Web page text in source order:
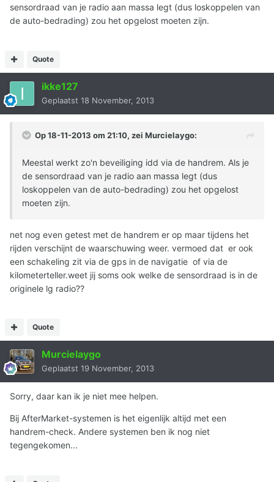
sensordraad van je radio aan massa legt (dus loskoppelen van
de auto-bedrading) zou het opgelost moeten zijn.
Quote
ikke127
Geplaatst 18 November, 2013
Op 18-11-2013 om 21:10, zei Murcielaygo:
Meestal werkt zo'n beveiliging idd via de handrem. Als je
de sensordraad van je radio aan massa legt (dus
loskoppelen van de auto-bedrading) zou het opgelost
moeten zijn.
net nog even getest met de handrem er op maar tijdens het
rijden verschijnt de waarschuwing weer. vermoed dat er ook
een schakeling zit via de gps in de navigatie of via de
kilometerteller.weet jij soms ook welke de sensordraad is in de
originele lg radio??
Quote
Murcielaygo
Geplaatst 19 November, 2013
Sorry, daar kan ik je niet mee helpen.
Bij AfterMarket-systemen is het eigenlijk altijd met een
handrem-check. Andere systemen ben ik nog niet
tegengekomen...